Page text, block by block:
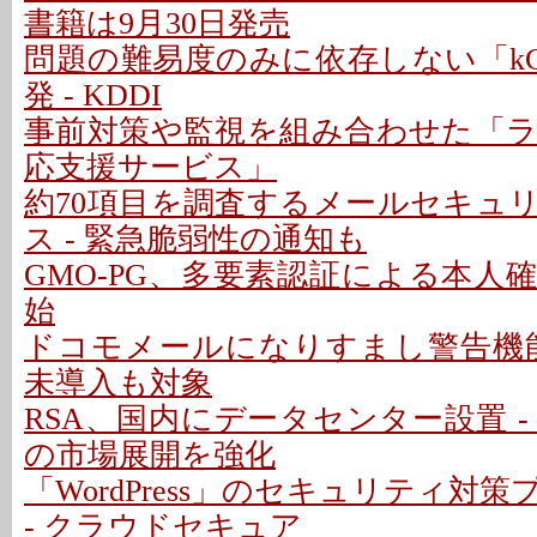
書籍は9月30日発売
問題の難易度のみに依存しない「
発 - KDDI
事前対策や監視を組み合わせた「
応支援サービス」
約70項目を調査するメールセキュ
ス - 緊急脆弱性の通知も
GMO-PG、多要素認証による本人
始
ドコモメールになりすまし警告機
未導入も対象
RSA、国内にデータセンター設置
の市場展開を強化
「WordPress」のセキュリティ対策
- クラウドセキュア